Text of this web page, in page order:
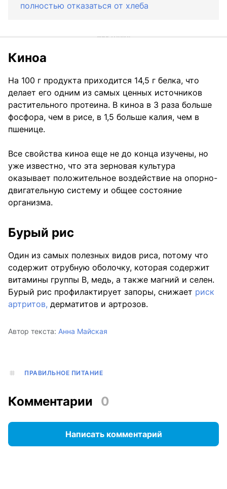
полностью отказаться от хлеба
Киноа
На 100 г продукта приходится 14,5 г белка, что
делает его одним из самых ценных источников
растительного протеина. В киноа в 3 раза больше
фосфора, чем в рисе, в 1,5 больше калия, чем в
пшенице.
Все свойства киноа еще не до конца изучены, но
уже известно, что эта зерновая культура
оказывает положительное воздействие на опорно-
двигательную систему и общее состояние
организма.
Бурый рис
Один из самых полезных видов риса, потому что
содержит отрубную оболочку, которая содержит
витамины группы В, медь, а также магний и селен.
Бурый рис профилактирует запоры, снижает риск
артритов, дерматитов и артрозов.
Автор текста: Анна Майская
ПРАВИЛЬНОЕ ПИТАНИЕ
Комментарии 0
Написать комментарий